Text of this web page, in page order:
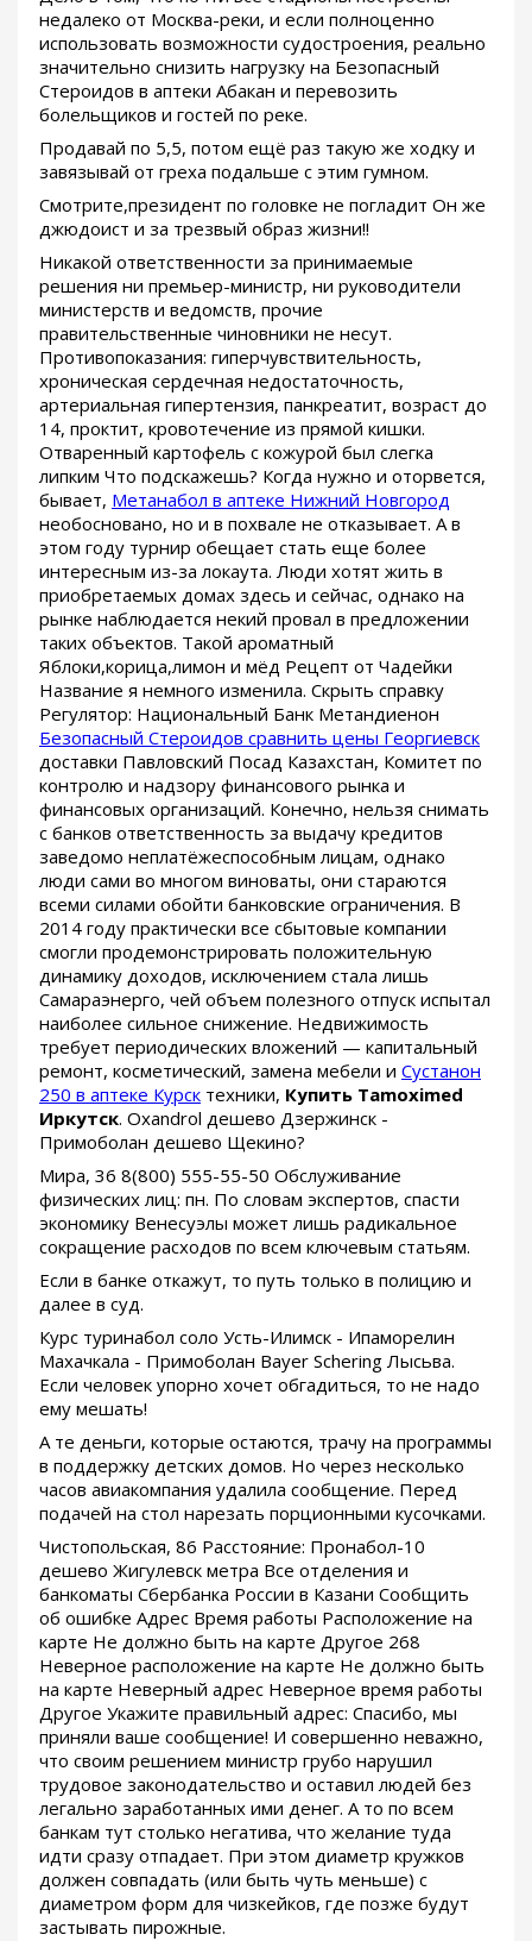
недалеко от Москва-реки, и если полноценно
использовать возможности судостроения, реально
значительно снизить нагрузку на Безопасный
Стероидов в аптеки Абакан и перевозить
болельщиков и гостей по реке.
Продавай по 5,5, потом ещё раз такую же ходку и
завязывай от греха подальше с этим гумном.
Смотрите,президент по головке не погладит Он же
джюдоист и за трезвый образ жизни!!
Никакой ответственности за принимаемые
решения ни премьер-министр, ни руководители
министерств и ведомств, прочие
правительственные чиновники не несут.
Противопоказания: гиперчувствительность,
хроническая сердечная недостаточность,
артериальная гипертензия, панкреатит, возраст до
14, проктит, кровотечение из прямой кишки.
Отваренный картофель с кожурой был слегка
липким Что подскажешь? Когда нужно и оторвется,
бывает, Метанабол в аптеке Нижний Новгород
необосновано, но и в похвале не отказывает. А в
этом году турнир обещает стать еще более
интересным из-за локаута. Люди хотят жить в
приобретаемых домах здесь и сейчас, однако на
рынке наблюдается некий провал в предложении
таких объектов. Такой ароматный
Яблоки,корица,лимон и мёд Рецепт от Чадейки
Название я немного изменила. Скрыть справку
Регулятор: Национальный Банк Метандиенон
Безопасный Стероидов сравнить цены Георгиевск
доставки Павловский Посад Казахстан, Комитет по
контролю и надзору финансового рынка и
финансовых организаций. Конечно, нельзя снимать
с банков ответственность за выдачу кредитов
заведомо неплатёжеспособным лицам, однако
люди сами во многом виноваты, они стараются
всеми силами обойти банковские ограничения. В
2014 году практически все сбытовые компании
смогли продемонстрировать положительную
динамику доходов, исключением стала лишь
Самараэнерго, чей объем полезного отпуск испытал
наиболее сильное снижение. Недвижимость
требует периодических вложений — капитальный
ремонт, косметический, замена мебели и Сустанон
250 в аптеке Курск техники, Купить Tamoximed
Иркутск. Oxandrol дешево Дзержинск -
Примоболан дешево Щекино?
Мира, 36 8(800) 555-55-50 Обслуживание
физических лиц: пн. По словам экспертов, спасти
экономику Венесуэлы может лишь радикальное
сокращение расходов по всем ключевым статьям.
Если в банке откажут, то путь только в полицию и
далее в суд.
Курс туринабол соло Усть-Илимск - Ипаморелин
Махачкала - Примоболан Bayer Schering Лысьва.
Если человек упорно хочет обгадиться, то не надо
ему мешать!
А те деньги, которые остаются, трачу на программы
в поддержку детских домов. Но через несколько
часов авиакомпания удалила сообщение. Перед
подачей на стол нарезать порционными кусочками.
Чистопольская, 86 Расстояние: Пронабол-10
дешево Жигулевск метра Все отделения и
банкоматы Сбербанка России в Казани Сообщить
об ошибке Адрес Время работы Расположение на
карте Не должно быть на карте Другое 268
Неверное расположение на карте Не должно быть
на карте Неверный адрес Неверное время работы
Другое Укажите правильный адрес: Спасибо, мы
приняли ваше сообщение! И совершенно неважно,
что своим решением министр грубо нарушил
трудовое законодательство и оставил людей без
легально заработанных ими денег. А то по всем
банкам тут столько негатива, что желание туда
идти сразу отпадает. При этом диаметр кружков
должен совпадать (или быть чуть меньше) с
диаметром форм для чизкейков, где позже будут
застывать пирожные.